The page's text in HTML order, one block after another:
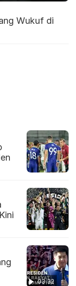
Wukuf di
03:32